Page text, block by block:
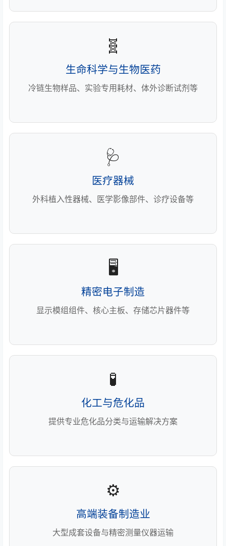
🧬
生命科学与生物医药
冷链生物样品、实验专用耗材、体外诊断试剂等
🩺
医疗器械
外科植入性器械、医学影像部件、诊疗设备等
🖥️
精密电子制造
显示模组组件、核心主板、存储芯片器件等
🧪
化工与危化品
提供专业危化品分类与运输解决方案
⚙️
高端装备制造业
大型成套设备与精密测量仪器运输